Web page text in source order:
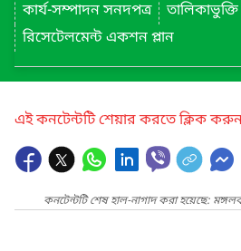
কার্য-সম্পাদন সনদপত্র
তালিকাভুক্তি
রিসেটেলমেন্ট একশন প্লান
এই কনটেন্টটি শেয়ার করতে ক্লিক
কনটেন্টটি শেষ হাল-নাগাদ করা হয়েছে: